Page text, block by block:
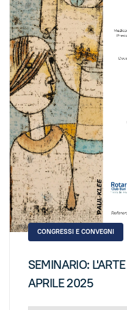
CONGRESSI E CONVEGNI
SEMINARIO:
APRILE 2025